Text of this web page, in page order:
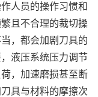
人员的操作习惯和
且不合理的裁切操
，都会加剧刀具的
液压系统压力调节
，加速磨损甚至断
具与材料的摩擦次